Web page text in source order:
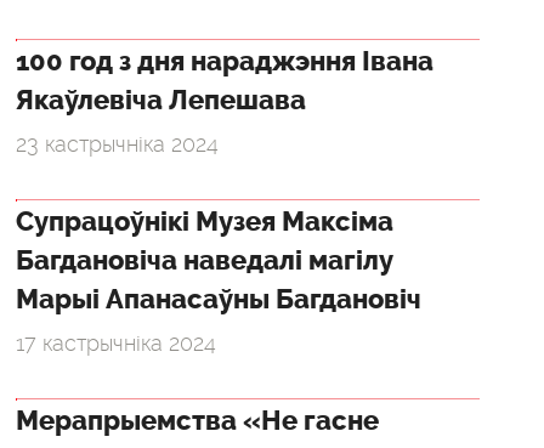
100 год з дня нараджэння Івана
Якаўлевіча Лепешава
23 кастрычніка 2024
Супрацоўнікі Музея Максіма
Багдановіча наведалі магілу
Марыі Апанасаўны Багдановіч
17 кастрычніка 2024
Мерапрыемства «Не гасне